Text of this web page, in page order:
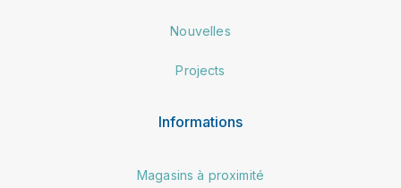
Nouvelles
Projects
Informations
Magasins à proximité